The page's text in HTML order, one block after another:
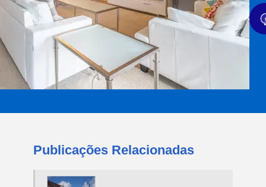
Publicações Relacionadas